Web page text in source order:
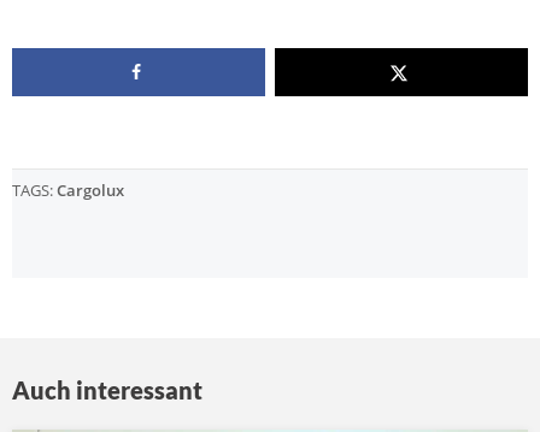
TAGS:Cargolux
Auch interessant